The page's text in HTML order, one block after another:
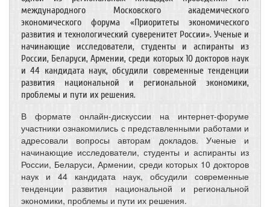
международного Московского академического
экономического форума «Приоритеты экономического
развития и технологический суверенитет России». Ученые и
начинающие исследователи, студенты и аспиранты из
России, Беларуси, Армении, среди которых 10 докторов наук
и 44 кандидата наук, обсудили современные тенденции
развития национальной и региональной экономики,
проблемы и пути их решения.
В формате онлайн-дискуссии на интернет-форуме
участники ознакомились с представленными работами и
адресовали вопросы авторам докладов. Ученые и
начинающие исследователи, студенты и аспиранты из
России, Беларуси, Армении, среди которых 10 докторов
наук и 44 кандидата наук, обсудили современные
тенденции развития национальной и региональной
экономики, проблемы и пути их решения.